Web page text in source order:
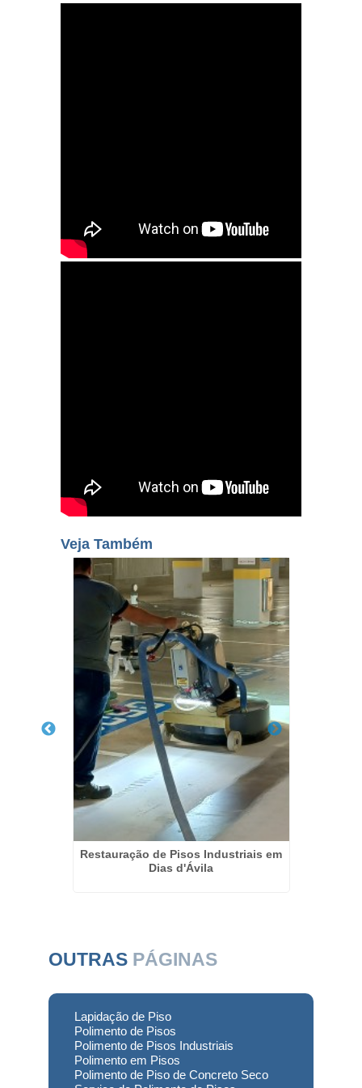
Veja Também
Restauração de Pisos Industriais em
Dias d'Ávila
OUTRAS PÁGINAS
Lapidação de Piso
Polimento de Pisos
Polimento de Pisos Industriais
Polimento em Pisos
Polimento de Piso de Concreto Seco